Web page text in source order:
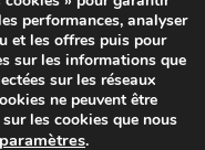
2013-2026.
performances, analyser
et les offres puis pour
sur les informations que
sur les réseaux
ne peuvent être
les cookies que nous
paramètres.